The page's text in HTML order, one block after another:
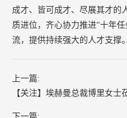
成才、皆可成才、尽展其才的
质进位，齐心协力推进“十年
流，提供持续强大的人才支撑。
上一篇:
【关注】埃赫曼总裁博里女